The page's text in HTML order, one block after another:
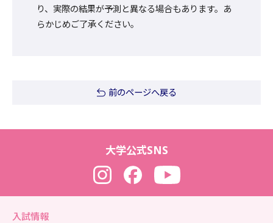
り、実際の結果が予測と異なる場合もあります。あ
らかじめご了承ください。
前のページへ戻る
大学公式SNS
InstagramFacebookYouTube
入試情報